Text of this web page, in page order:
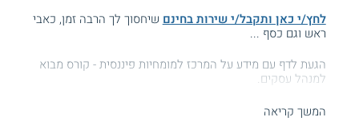
לחץ/י כאן ותקבל/י שירות בחינם שיחסוך לך הרבה זמן, כאבי
ראש וגם כסף ...
הגעת לדף עם מידע על המרכז למומחיות פיננסית - קורס מבוא
למנהל עסקים.
המידע באתר הועיל ל87% מהגולשים.המשך קריאה